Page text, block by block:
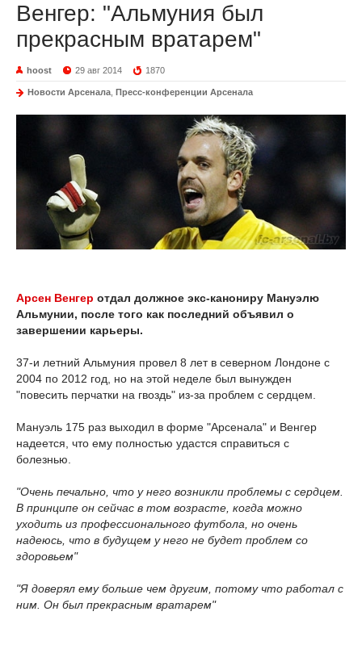
Венгер: "Альмуния был
прекрасным вратарем"
hoost 29 авг 2014 1870
Новости Арсенала Пресс-конференции Арсенала
Арсен Венгер отдал должное экс-канониру Мануэлю
Альмунии, после того как последний объявил о
завершении карьеры.
37-и летний Альмуния провел 8 лет в северном Лондоне с
2004 по 2012 год, но на этой неделе был вынужден
"повесить перчатки на гвоздь" из-за проблем с сердцем.
Мануэль 175 раз выходил в форме "Арсенала" и Венгер
надеется, что ему полностью удастся справиться с
болезнью.
"Очень печально, что у него возникли проблемы с сердцем.
В принципе он сейчас в том возрасте, когда можно
уходить из профессионального футбола, но очень
надеюсь, что в будущем у него не будет проблем со
здоровьем"
"Я доверял ему больше чем другим, потому что работал с
ним. Он был прекрасным вратарем"